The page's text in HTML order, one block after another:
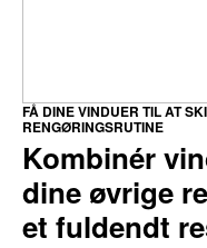
Kombinér
dine øvrige
et fuldendt
FÅ DINE VINDUER TIL AT
RENGØRINGSRUTINE